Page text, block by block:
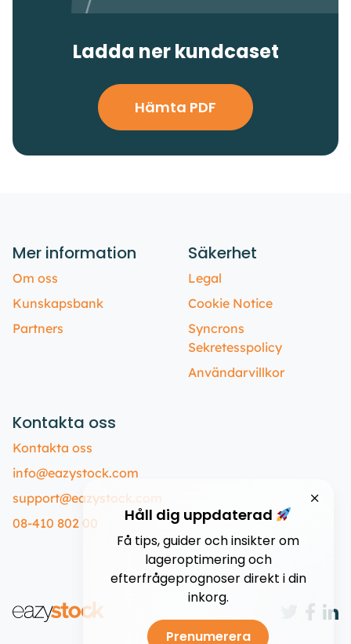
Ladda ner kundcaset
Hämta PDF
Håll dig uppdaterad
Få tips, guider och insikter om
lageroptimering och
efterfrågeprognoser direkt i din
inkorg.
Prenumerera
Mer information
Om oss
Kunskapsbank
Partners
Säkerhet
Legal
Cookie Notice
Syncrons
Sekretesspolicy
Användarvillkor
Kontakta oss
Kontakta oss
info@eazystock.com
support@eazystock.com
08-410 802 00